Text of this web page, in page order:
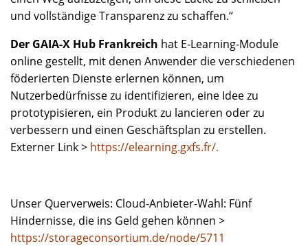
und vollständige Transparenz zu schaffen.“
Der GAIA-X Hub Frankreich hat E-Learning-Module
online gestellt, mit denen Anwender die verschiedenen
föderierten Dienste erlernen können, um
Nutzerbedürfnisse zu identifizieren, eine Idee zu
prototypisieren, ein Produkt zu lancieren oder zu
verbessern und einen Geschäftsplan zu erstellen.
Externer Link > https://elearning.gxfs.fr/.
Unser Querverweis: Cloud-Anbieter-Wahl: Fünf
Hindernisse, die ins Geld gehen können >
https://storageconsortium.de/node/5711